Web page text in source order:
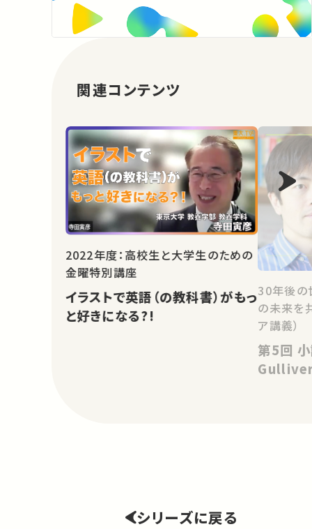
関連コンテンツ
2022年度：高校生と大学生のための
金曜特別講座
イラストで英語（の教科書）がもっ
と好きになる?!
30年後の
の未来を
ア講義）
第5回 小説と人間 ―
シリーズに戻る